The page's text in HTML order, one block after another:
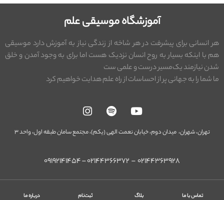
آموزشگاه موسیقی علم
هر انسانی برای پیشرفت در هر شاخه از زندگی نیاز به آموزش دارد موسیقی
هم با اینکه بسیار به روح انسان نزدیک هست اما برای به وجود آمدن و خلق
شدن نیازمند یک‌مسیر درست و علمی ست
ما شما را به جهانی پر از احساسات از راه علم هدایت خواهیم کرد
تهران،شهران، میدان دوم، خیابان نعمت الهی (یکم)،مجتمع سامان طبقه اول، واحد ۳
۰۲۱۴۴۳۶۳۹۲۸ – ۰۲۱۴۴۳۶۶۳۷۲‌ – ۰۹۱۹۲۱۴۱۴۵۴
تماس با ما بلاگ ثبت‌نام درباره ما